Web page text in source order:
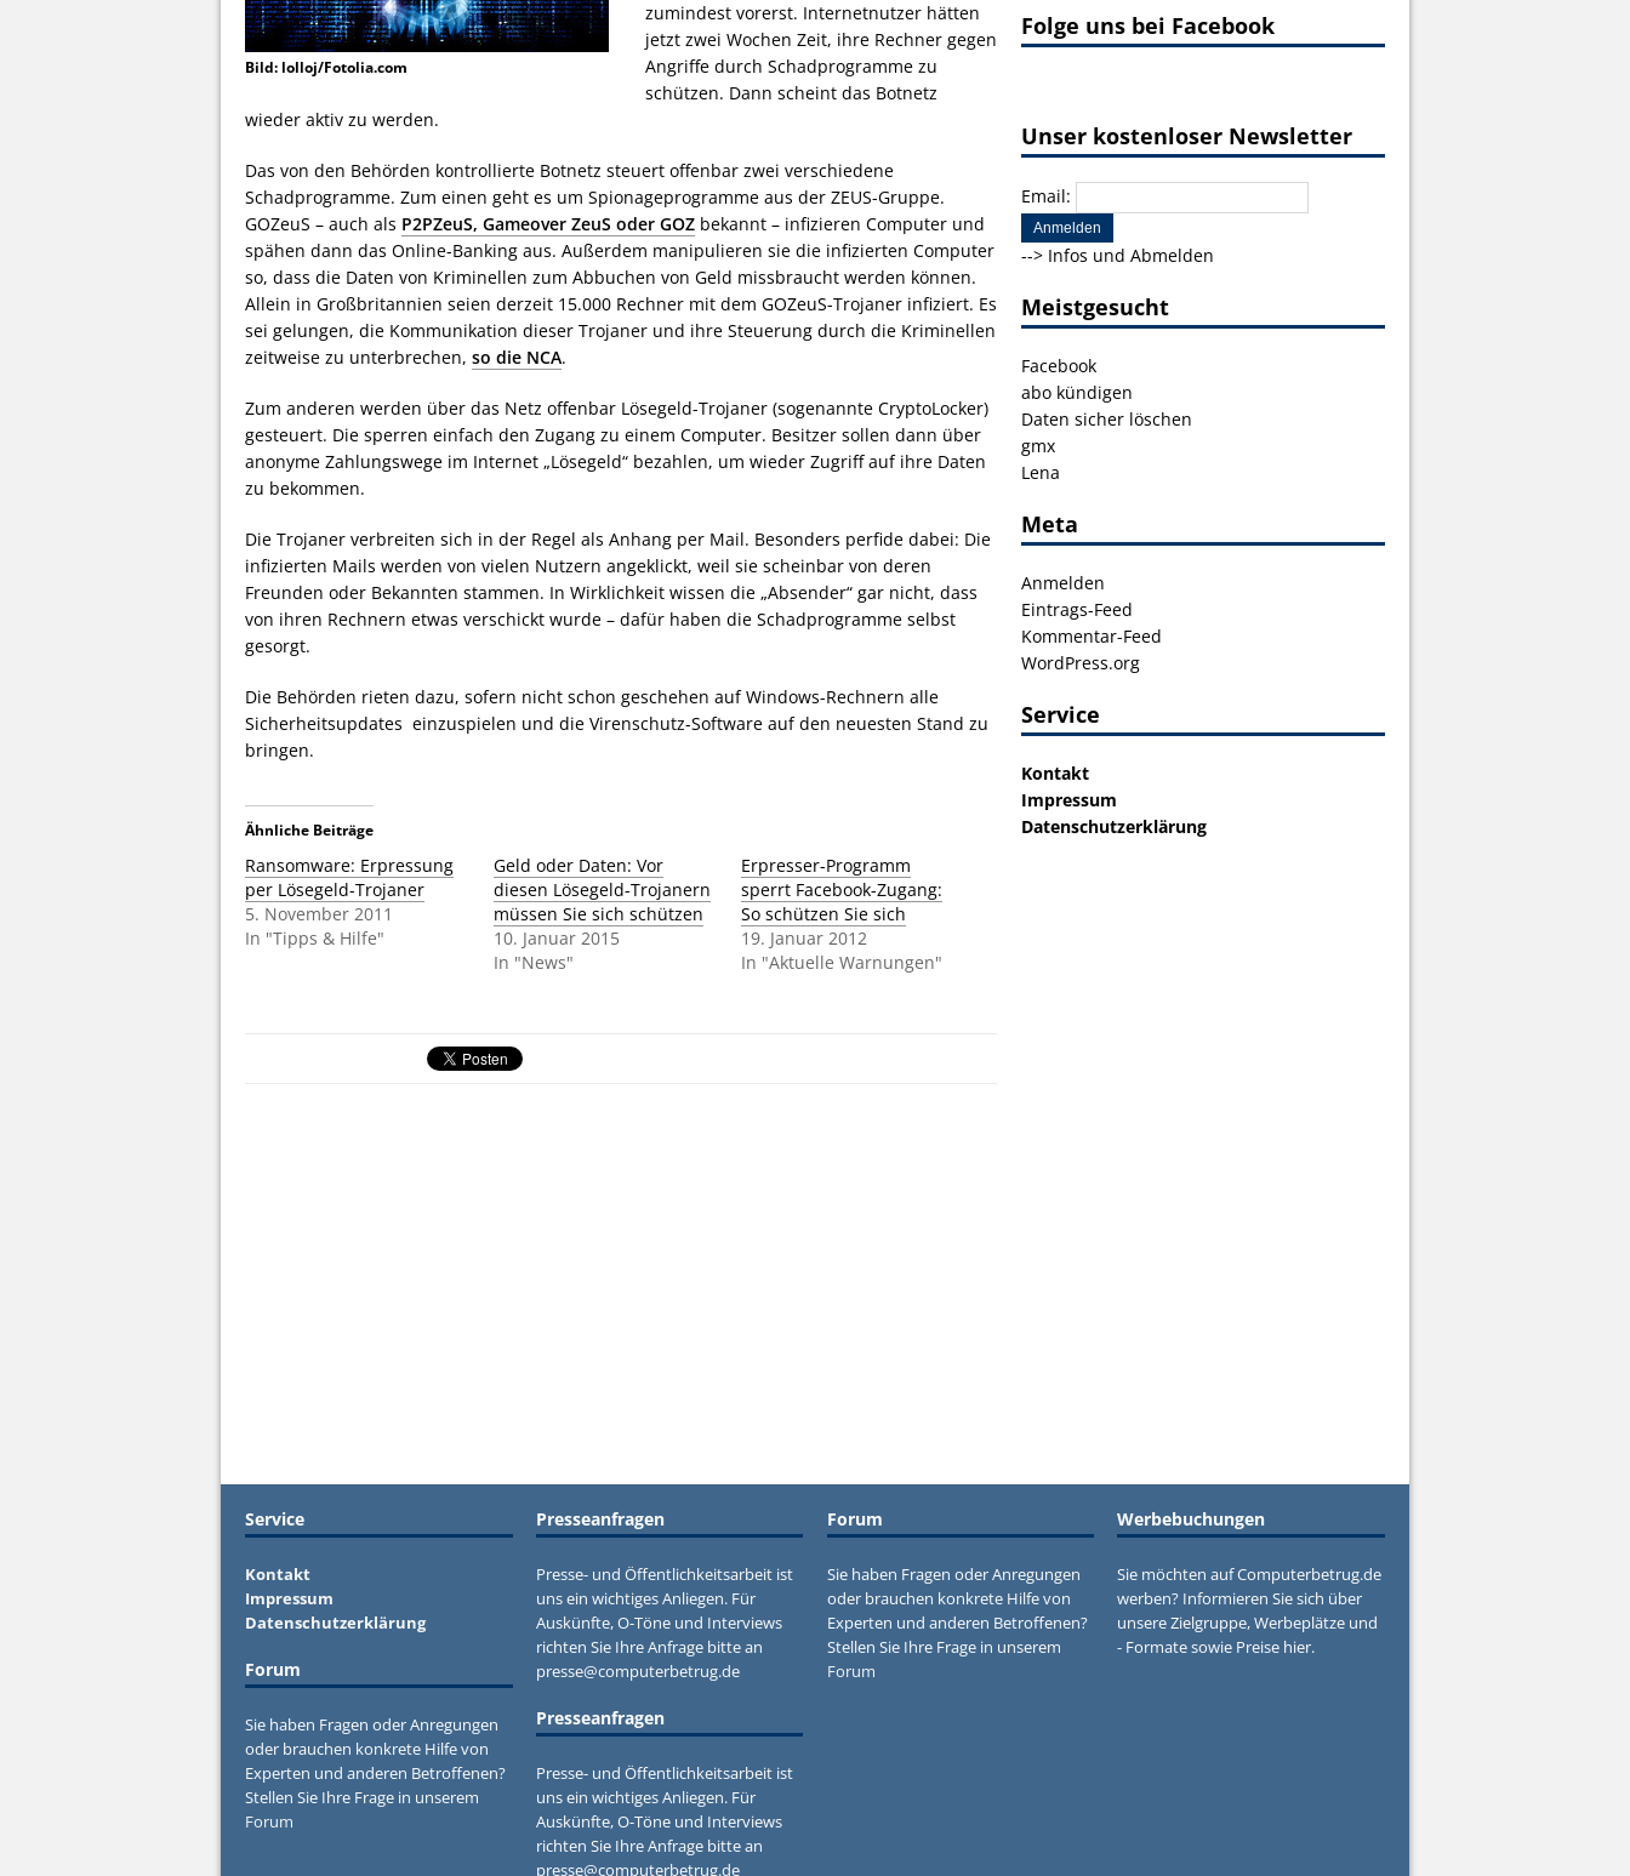
Bild: lolloj/Fotolia.com
zumindest vorerst. Internetnutzer hätten
jetzt zwei Wochen Zeit, ihre Rechner gegen
Angriffe durch Schadprogramme zu
schützen. Dann scheint das Botnetz
wieder aktiv zu werden.
Das von den Behörden kontrollierte Botnetz steuert offenbar zwei verschiedene
Schadprogramme. Zum einen geht es um Spionageprogramme aus der ZEUS-Gruppe.
GOZeuS – auch als P2PZeuS, Gameover ZeuS oder GOZ bekannt – infizieren Computer und
spähen dann das Online-Banking aus. Außerdem manipulieren sie die infizierten Computer
so, dass die Daten von Kriminellen zum Abbuchen von Geld missbraucht werden können.
Allein in Großbritannien seien derzeit 15.000 Rechner mit dem GOZeuS-Trojaner infiziert. Es
sei gelungen, die Kommunikation dieser Trojaner und ihre Steuerung durch die Kriminellen
zeitweise zu unterbrechen, so die NCA.
Zum anderen werden über das Netz offenbar Lösegeld-Trojaner (sogenannte CryptoLocker)
gesteuert. Die sperren einfach den Zugang zu einem Computer. Besitzer sollen dann über
anonyme Zahlungswege im Internet „Lösegeld“ bezahlen, um wieder Zugriff auf ihre Daten
zu bekommen.
Die Trojaner verbreiten sich in der Regel als Anhang per Mail. Besonders perfide dabei: Die
infizierten Mails werden von vielen Nutzern angeklickt, weil sie scheinbar von deren
Freunden oder Bekannten stammen. In Wirklichkeit wissen die „Absender“ gar nicht, dass
von ihren Rechnern etwas verschickt wurde – dafür haben die Schadprogramme selbst
gesorgt.
Die Behörden rieten dazu, sofern nicht schon geschehen auf Windows-Rechnern alle
Sicherheitsupdates einzuspielen und die Virenschutz-Software auf den neuesten Stand zu
bringen.
Ähnliche Beiträge
Ransomware: Erpressung
per Lösegeld-Trojaner
5. November 2011
In "Tipps & Hilfe"
Geld oder Daten: Vor
diesen Lösegeld-Trojanern
müssen Sie sich schützen
10. Januar 2015
In "News"
Erpresser-Programm
sperrt Facebook-Zugang:
So schützen Sie sich
19. Januar 2012
In "Aktuelle Warnungen"
Folge uns bei Facebook
Unser kostenloser Newsletter
Email:
--> Infos und Abmelden
Meistgesucht
Facebook
abo kündigen
Daten sicher löschen
gmx
Lena
Meta
Anmelden
Eintrags-Feed
Kommentar-Feed
WordPress.org
Service
Kontakt
Impressum
Datenschutzerklärung
Service
Kontakt
Impressum
Datenschutzerklärung
Forum
Sie haben Fragen oder Anregungen
oder brauchen konkrete Hilfe von
Experten und anderen Betroffenen?
Stellen Sie Ihre Frage in unserem
Forum
Presseanfragen
Presse- und Öffentlichkeitsarbeit ist
uns ein wichtiges Anliegen. Für
Auskünfte, O-Töne und Interviews
richten Sie Ihre Anfrage bitte an
presse@computerbetrug.de
Presseanfragen
Presse- und Öffentlichkeitsarbeit ist
uns ein wichtiges Anliegen. Für
Auskünfte, O-Töne und Interviews
richten Sie Ihre Anfrage bitte an
presse@computerbetrug.de
Forum
Sie haben Fragen oder Anregungen
oder brauchen konkrete Hilfe von
Experten und anderen Betroffenen?
Stellen Sie Ihre Frage in unserem
Forum
Werbebuchungen
Sie möchten auf Computerbetrug.de
werben? Informieren Sie sich über
unsere Zielgruppe, Werbeplätze und
- Formate sowie Preise hier.